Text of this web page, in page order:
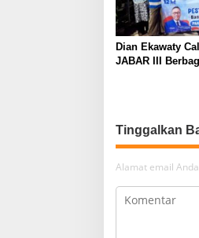
Dian Ekawaty
JABAR III
Tinggalkan
Alamat email